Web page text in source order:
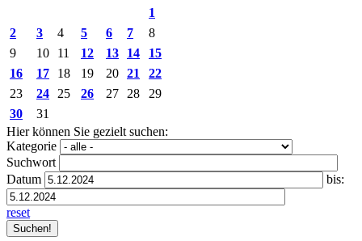
1
2
3 4 5 6 7
8
9
10 11 12 13 14
15
16
17 18 19 20 21
22
23
24 25 26 27 28
29
30
31
Hier können Sie gezielt suchen:
Kategorie
Suchwort
Datum
bis:
reset